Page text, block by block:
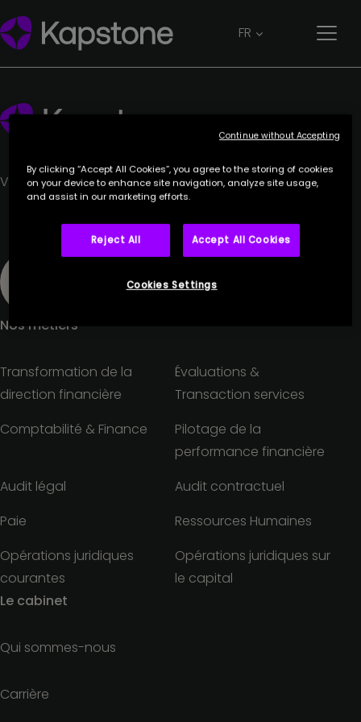
FR
20 avril 2023
Votre partenaire de confiance.
Nos métiers
Transformation de la
direction financière
Évaluations &
Transaction services
Comptabilité & Finance
Pilotage de la
performance financière
Audit légal
Audit contractuel
Paie
Ressources Humaines
Opérations juridiques
courantes
Opérations juridiques sur
le capital
Le cabinet
Qui sommes-nous
Carrière
By clicking “Accept All Cookies”, you agree to the storing of cookies
on your device to enhance site navigation, analyze site usage,
and assist in our marketing efforts.
Reject All Accept All Cookies
Cookies Settings
Continue without Accepting